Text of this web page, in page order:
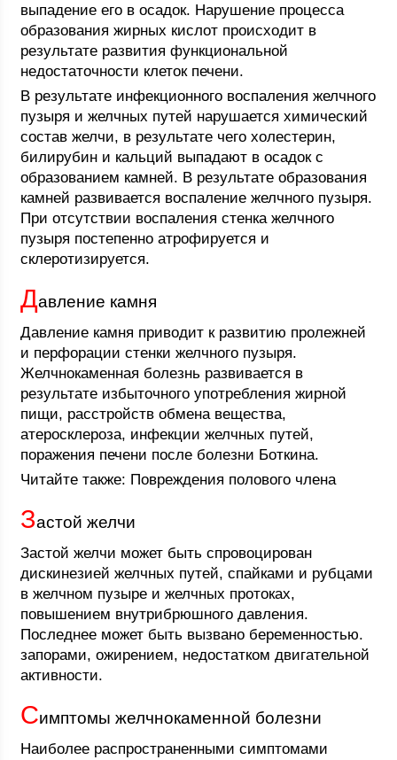
выпадение его в осадок. Нарушение процесса
образования жирных кислот происходит в
результате развития функциональной
недостаточности клеток печени.
В результате инфекционного воспаления желчного
пузыря и желчных путей нарушается химический
состав желчи, в результате чего холестерин,
билирубин и кальций выпадают в осадок с
образованием камней. В результате образования
камней развивается воспаление желчного пузыря.
При отсутствии воспаления стенка желчного
пузыря постепенно атрофируется и
склеротизируется.
Давление камня
Давление камня приводит к развитию пролежней
и перфорации стенки желчного пузыря.
Желчнокаменная болезнь развивается в
результате избыточного употребления жирной
пищи, расстройств обмена вещества,
атеросклероза, инфекции желчных путей,
поражения печени после болезни Боткина.
Читайте также: Повреждения полового члена
Застой желчи
Застой желчи может быть спровоцирован
дискинезией желчных путей, спайками и рубцами
в желчном пузыре и желчных протоках,
повышением внутрибрюшного давления.
Последнее может быть вызвано беременностью.
запорами, ожирением, недостатком двигательной
активности.
Симптомы желчнокаменной болезни
Наиболее распространенными симптомами